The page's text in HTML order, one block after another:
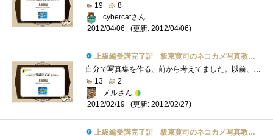
19
8
cybercatさん
2012/04/06
(更新: 2012/04/06)
上級編受講完了証 板東寛司のネコカメ写真教室パート2
自分で写真集を作る、前から考えてました。以前、フリーペーパーの編集に携わっていたことがあり、出版に関して少々知識はあるものの、個人�...
13
2
メルさん
2012/02/19
(更新: 2012/02/27)
上級編受講完了証 板東寛司のネコカメ写真教室パート2